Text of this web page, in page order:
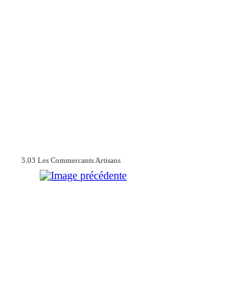
3.03 Les Commercants Artisans